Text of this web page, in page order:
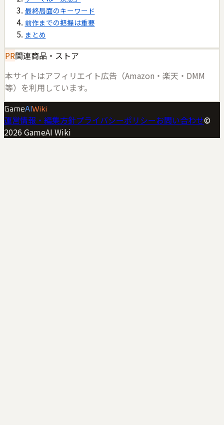
最終局面のキーワード
前作までの把握は重要
まとめ
PR関連商品・ストア
本サイトはアフィリエイト広告（Amazon・楽天・DMM
等）を利用しています。
GameAI Wiki
運営情報・編集方針プライバシーポリシーお問い合わせ©
2026 GameAI Wiki